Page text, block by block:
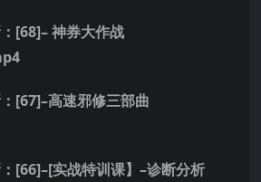
[68]– 神券大作战
[67]–高速邪修三部曲
[66]–[实战特训课】–诊断分析